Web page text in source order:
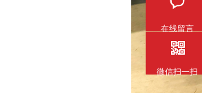
在线留言
微信扫一扫